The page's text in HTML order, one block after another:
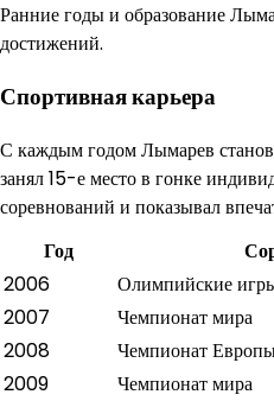
Ранние годы и образование
достижений.
Спортивная карьера
С каждым годом Лымарев
занял 15-е место в гонке
соревнований и показывал
Год
2006
Олимпийские
2007
Чемпионат мира
2008
Чемпионат
2009
Чемпионат мира